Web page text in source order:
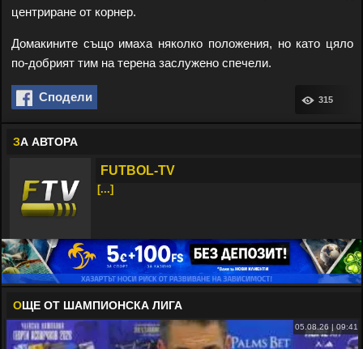
центриране от корнер.
Домакините също имаха няколко положения, но като цяло
по-добрият тим на терена заслужено спечели.
Сподели 315
ЗА АВТОРА
FUTBOL-TV
[...]
ОЩЕ ОТ ШАМПИОНСКА ЛИГА
05.08.26 | 09:41